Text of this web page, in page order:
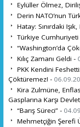
Eylüller Ölmez,
Derin NATO’nun
Hatay: Sınırdaki
Türkiye Cumhuriyeti
“Washington’da
Kılıç Zamanı Geldi -
PKK Kendini
Çöktüremez! -
Kira Zulmüne,
Gasplarına Karşı
“Barış Süreci” -
Mehmetçiğin Şerefi